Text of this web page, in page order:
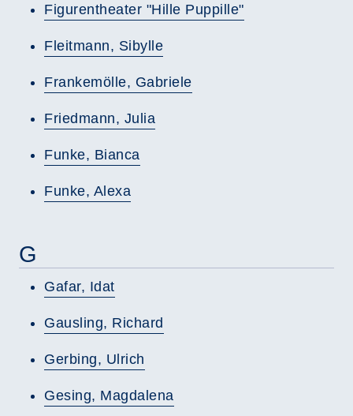
Figurentheater "Hille Puppille"
Fleitmann, Sibylle
Frankemölle, Gabriele
Friedmann, Julia
Funke, Bianca
Funke, Alexa
G
Gafar, Idat
Gausling, Richard
Gerbing, Ulrich
Gesing, Magdalena